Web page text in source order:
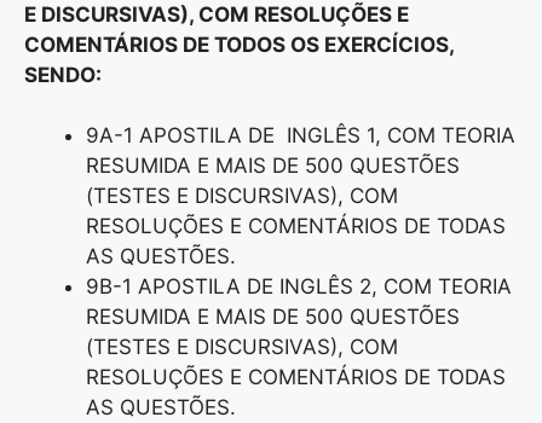
E DISCURSIVAS), COM RESOLUÇÕES E
COMENTÁRIOS DE TODOS OS EXERCÍCIOS,
SENDO:
9A-1 APOSTILA DE INGLÊS 1, COM TEORIA
RESUMIDA E MAIS DE 500 QUESTÕES
(TESTES E DISCURSIVAS), COM
RESOLUÇÕES E COMENTÁRIOS DE TODAS
AS QUESTÕES.
9B-1 APOSTILA DE INGLÊS 2, COM TEORIA
RESUMIDA E MAIS DE 500 QUESTÕES
(TESTES E DISCURSIVAS), COM
RESOLUÇÕES E COMENTÁRIOS DE TODAS
AS QUESTÕES.